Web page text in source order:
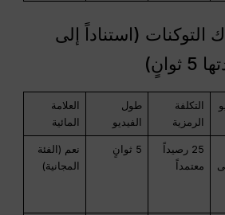
التوكنات (استناداً إلى
التكلفة
الرمزية
طول
الفيديو
العلامة
المائية
25 رصيداً
معتمداً
5 ثوانٍ
نعم (الفئة
المجانية)